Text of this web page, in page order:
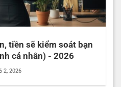
tiền sẽ kiểm soát bạn
cá nhân) - 2026
2, 2026